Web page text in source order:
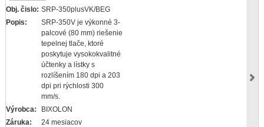
Obj. čislo: SRP-350plusVK/BEG
Popis:
SRP-350V je výkonné 3-
palcové (80 mm) riešenie
tepelnej tlače, ktoré
poskytuje vysokokvalitné
účtenky a lístky s
rozlíšením 180 dpi a 203
dpi pri rýchlosti 300
mm/s.
Výrobca:
BIXOLON
Záruka:
24 mesiacov